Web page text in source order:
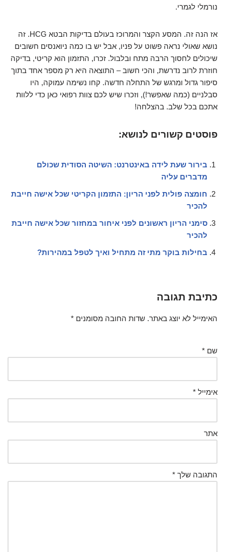
נורמלי לגמרי.
אז הנה זה. המסע הקצר והמרוכז בעולם בדיקות הבטא HCG. זה
נושא שאולי נראה פשוט על פניו, אבל יש בו כמה ניואנסים חשובים
שיכולים לחסוך הרבה מתח ובלבול. זכרו, התזמון הוא קריטי, בדיקה
חוזרת לרוב נדרשת, והכי חשוב – התוצאה היא רק מספר אחד בתוך
סיפור גדול ומרגש של התחלה חדשה. קחו נשימה עמוקה, היו
סבלניים (כמה שאפשר!), וזכרו שיש לכם צוות רפואי כאן כדי ללוות
אתכם בכל שלב. בהצלחה!
פוסטים קשורים לנושא:
בירור שעת לידה באינטרנט: השיטה הסודית שכולם
מדברים עליה
חומצה פולית לפני הריון: התזמון הקריטי שכל אישה חייבת
להכיר
סימני הריון ראשונים לפני איחור במחזור שכל אישה חייבת
להכיר
בחילות בוקר מתי זה מתחיל ואיך לטפל במהירות?
כתיבת תגובה
האימייל לא יוצג באתר. שדות החובה מסומנים *
שם *
אימייל *
אתר
התגובה שלך *